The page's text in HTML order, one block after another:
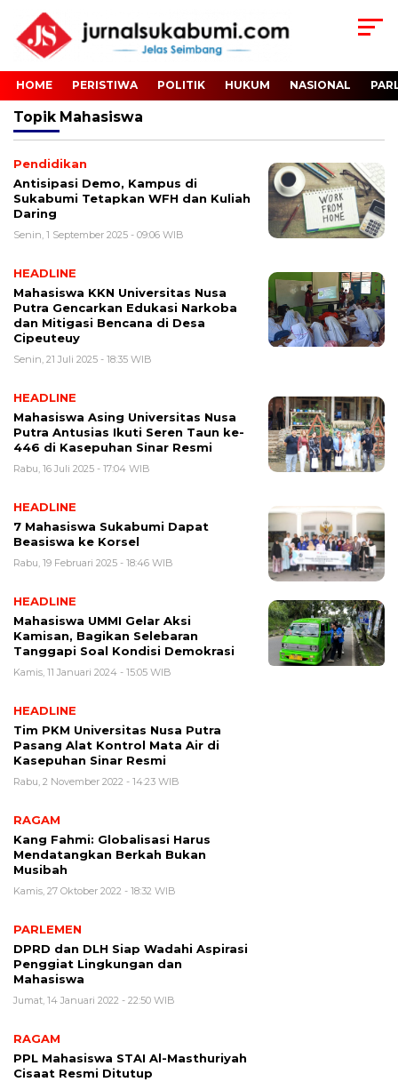
HOME PERISTIWA POLITIK HUKUM NASIONAL
Topik Mahasiswa
Pendidikan
Antisipasi Demo, Kampus di
Sukabumi Tetapkan WFH dan Kuliah
Daring
Senin, 1 September 2025 - 09:06 WIB
HEADLINE
Mahasiswa KKN Universitas Nusa
Putra Gencarkan Edukasi Narkoba
dan Mitigasi Bencana di Desa
Cipeuteuy
Senin, 21 Juli 2025 - 18:35 WIB
HEADLINE
Mahasiswa Asing Universitas Nusa
Putra Antusias Ikuti Seren Taun ke-
446 di Kasepuhan Sinar Resmi
Rabu, 16 Juli 2025 - 17:04 WIB
HEADLINE
7 Mahasiswa Sukabumi Dapat
Beasiswa ke Korsel
Rabu, 19 Februari 2025 - 18:46 WIB
HEADLINE
Mahasiswa UMMI Gelar Aksi
Kamisan, Bagikan Selebaran
Tanggapi Soal Kondisi Demokrasi
Kamis, 11 Januari 2024 - 15:05 WIB
HEADLINE
Tim PKM Universitas Nusa Putra
Pasang Alat Kontrol Mata Air di
Kasepuhan Sinar Resmi
Rabu, 2 November 2022 - 14:23 WIB
RAGAM
Kang Fahmi: Globalisasi Harus
Mendatangkan Berkah Bukan
Musibah
Kamis, 27 Oktober 2022 - 18:32 WIB
PARLEMEN
DPRD dan DLH Siap Wadahi Aspirasi
Penggiat Lingkungan dan
Mahasiswa
Jumat, 14 Januari 2022 - 22:50 WIB
RAGAM
PPL Mahasiswa STAI Al-Masthuriyah
Cisaat Resmi Ditutup